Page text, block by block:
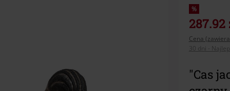
%
287.92
Cena
30 dni -
"Cas